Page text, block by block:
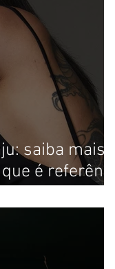
saiba mais
é referência